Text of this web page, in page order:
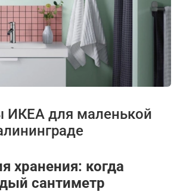
ИКЕА для маленькой
хранения: когда
сантиметр